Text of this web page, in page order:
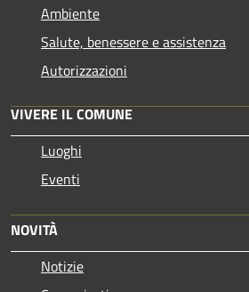
Ambiente
Salute, benessere e assistenza
Autorizzazioni
VIVERE IL COMUNE
Luoghi
Eventi
NOVITÀ
Notizie